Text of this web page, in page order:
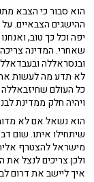
הוא סבור כי הצבא
ההישגים הצבאיים.
יפה וכל כך טוב,
שאחרי. המדינה
ובנסראללה
לא תדע מה לעשות
כל העולם שחיזבאללה
ויהיה חלק ממדינת
הוא נשאל אם לא
שיתחילו איתו. שום
מישראל להצטרף
ולכן צריכים לנצל
איך ליישב את דרום